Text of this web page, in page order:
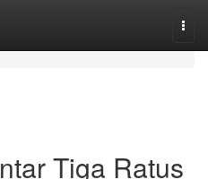
Tiga Ratus